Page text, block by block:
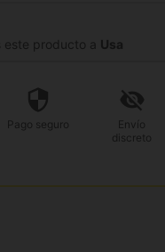
este producto a Usa
Pago seguro
Envío
discreto